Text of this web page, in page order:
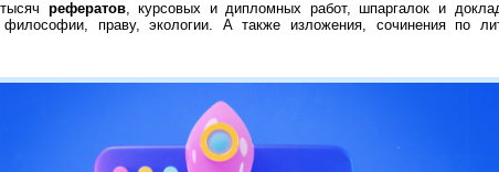
рефератов, курсовых и дипломных работ, шпаргалок и
праву, экологии. А также изложения, сочинения по